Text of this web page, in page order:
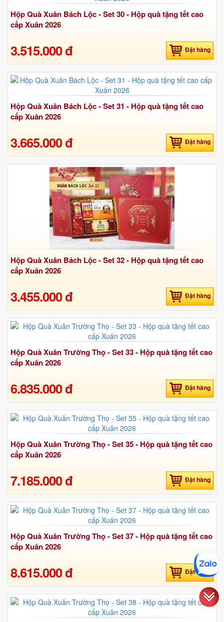
Hộp Quà Xuân Bách Lộc - Set 30 - Hộp quà tặng tết cao
cấp Xuân 2026
3.515.000 đ Đặt hàng
Hộp Quà Xuân Bách Lộc - Set 31 - Hộp quà tặng tết cao
cấp Xuân 2026
3.665.000 đ Đặt hàng
Hộp Quà Xuân Bách Lộc - Set 32 - Hộp quà tặng tết cao
cấp Xuân 2026
3.455.000 đ Đặt hàng
Hộp Quà Xuân Trường Thọ - Set 33 - Hộp quà tặng tết cao
cấp Xuân 2026
6.835.000 đ Đặt hàng
Hộp Quà Xuân Trường Thọ - Set 35 - Hộp quà tặng tết cao
cấp Xuân 2026
7.185.000 đ Đặt hàng
Hộp Quà Xuân Trường Thọ - Set 37 - Hộp quà tặng tết cao
cấp Xuân 2026
8.615.000 đ Đặt hàng